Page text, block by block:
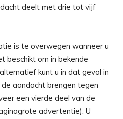
deelt met drie tot vijf
is te overwegen wanneer u
beschikt om in bekende
kunt u in dat geval in
aandacht brengen tegen
een vierde deel van de
advertentie). U